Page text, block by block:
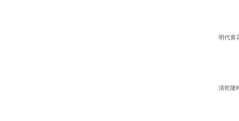
明代黄
清乾隆